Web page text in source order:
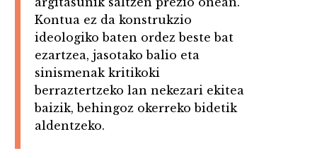
Kontua ez da konstrukzio
ideologiko baten ordez beste bat
ezartzea, jasotako balio eta
sinismenak kritikoki
berraztertzeko lan nekezari ekitea
baizik, behingoz okerreko bidetik
aldentzeko.